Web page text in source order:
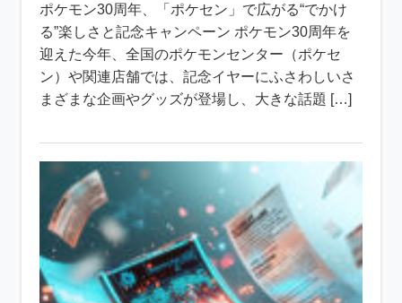
ポケモン30周年、「ポケセン」で広がる“でかけ
る”楽しさと記念キャンペーン ポケモン30周年を
迎えた今年、全国のポケモンセンター（ポケセ
ン）や関連店舗では、記念イヤーにふさわしいさ
まざまな企画やグッズが登場し、大きな話題 […]